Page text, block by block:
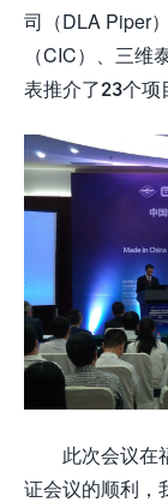
司（DLA Piper
（CIC）、三
表推介了23个项
此次会议在
证会议的顺利，